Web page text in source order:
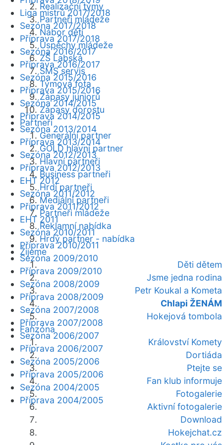
Realizační týmy
Partneři mládeže
Nábor dětí
Úspěchy mládeže
ZŠ Labská
SMS servis
Týmová fota
Zápasy juniorů
Zápasy dorostu
Partneři
Generální partner
GOLD hlavní partner
Hlavní partneři
Business partneři
Hrdí partneři
Mediální partneři
Partneři mládeže
Reklamní nabídka
Hrdý partner - nabídka
Žijeme
Děti dětem
Jsme jedna rodina
Petr Koukal a Kometa
Chlapi ŽENÁM
Hokejová tombola
Fanzóna
Království Komety
Dortiáda
Ptejte se
Fan klub informuje
Fotogalerie
Aktivní fotogalerie
Download
Hokejchat.cz
Liga mistrů 2017/2018
Sezóna 2017/2018
Příprava 2017/2018
Sezóna 2016/2017
Příprava 2016/2017
Sezóna 2015/2016
Příprava 2015/2016
Sezóna 2014/2015
Příprava 2014/2015
Sezóna 2013/2014
Příprava 2013/2014
Sezóna 2012/2013
Příprava 2012/2013
EHT 2012
Sezóna 2011/2012
Příprava 2011/2012
EHT 2011
Sezóna 2010/2011
Příprava 2010/2011
Sezóna 2009/2010
Příprava 2009/2010
Sezóna 2008/2009
Příprava 2008/2009
Sezóna 2007/2008
Příprava 2007/2008
Sezóna 2006/2007
Příprava 2006/2007
Sezóna 2005/2006
Příprava 2005/2006
Sezóna 2004/2005
Příprava 2004/2005